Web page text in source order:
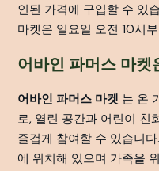
인된 가격에 구입할 수 있
마켓은 일요일 오전 10시
어바인 파머스 마
어바인 파머스 마켓 는 온
로, 열린 공간과 어린이 친
즐겁게 참여할 수 있습니
에 위치해 있으며 가족을